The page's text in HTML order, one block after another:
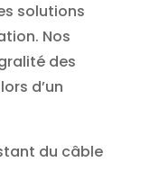
solutions
Nos
des
d’un
du câble